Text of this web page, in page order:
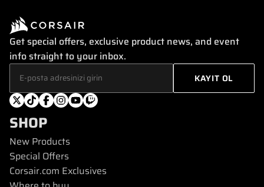
Get special offers, exclusive product news, and event
info straight to your inbox.
SHOP
New Products
Special Offers
Corsair.com Exclusives